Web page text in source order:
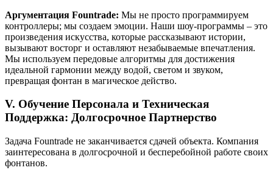
Аргументация Fountrade: Мы не просто программируем
контроллеры; мы создаем эмоции. Наши шоу-программы – это
произведения искусства, которые рассказывают истории,
вызывают восторг и оставляют незабываемые впечатления.
Мы используем передовые алгоритмы для достижения
идеальной гармонии между водой, светом и звуком,
превращая фонтан в магическое действо.
V. Обучение Персонала и Техническая
Поддержка: Долгосрочное Партнерство
Задача Fountrade не заканчивается сдачей объекта. Компания
заинтересована в долгосрочной и бесперебойной работе своих
фонтанов.